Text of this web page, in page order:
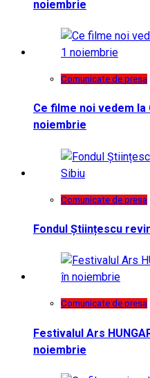
noiembrie
Comunicate de presa
Ce filme noi vedem la
noiembrie
Comunicate de presa
Fondul Științescu
Comunicate de presa
Festivalul Ars
noiembrie